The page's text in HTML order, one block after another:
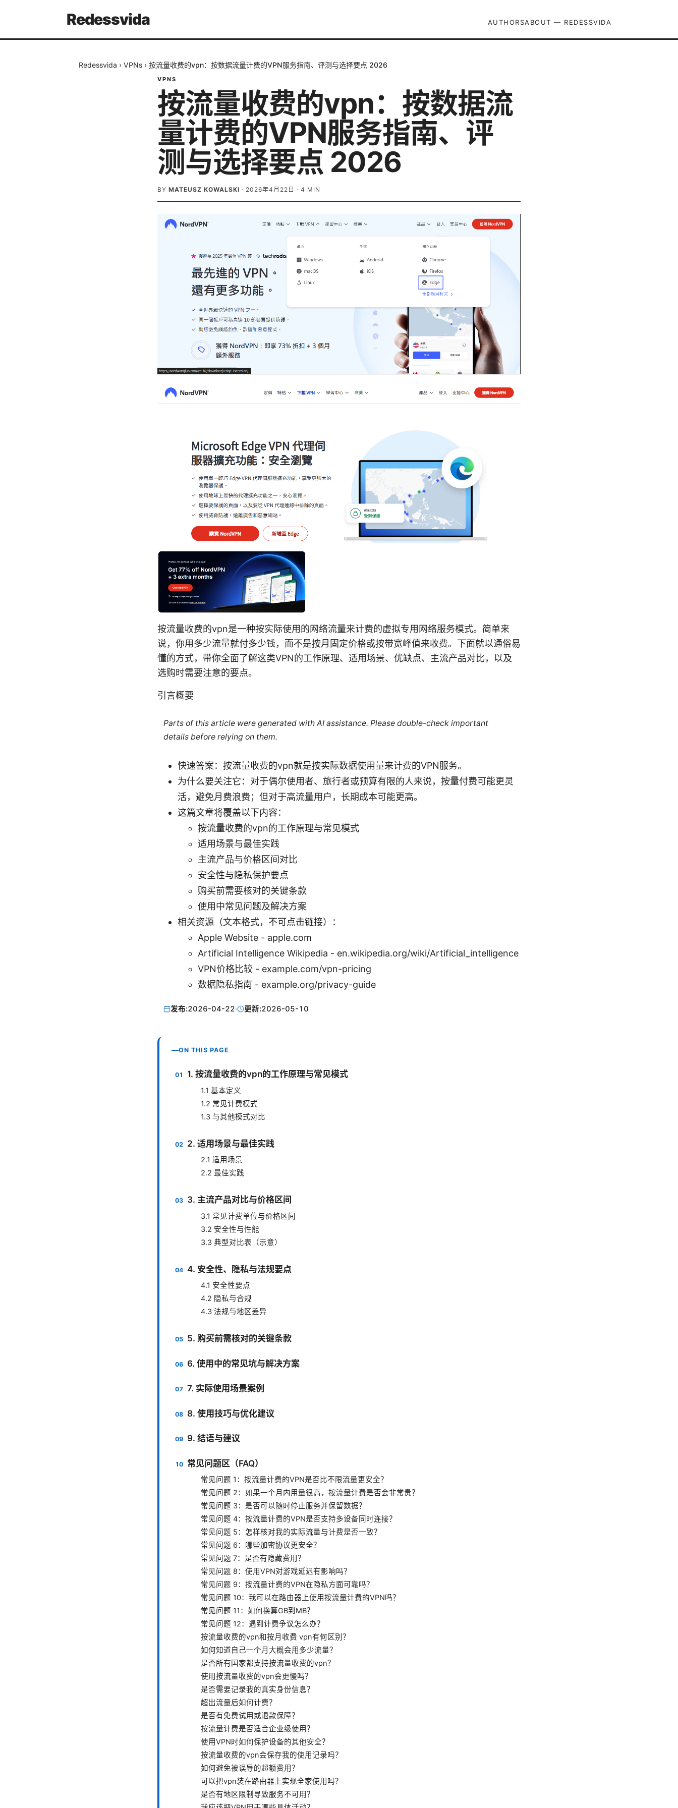
Redessvida AUTHORSABOUT — REDESSVIDA
Redessvida › VPNs › 按流量收费的vpn：按数据流量计费的VPN服务指南、评测与选择要点 2026
VPNS
按流量收费的vpn：按数据流
量计费的VPN服务指南、评
测与选择要点 2026
BY MATEUSZ KOWALSKI · 2026年4月22日 · 4 MIN
按流量收费的vpn是一种按实际使用的网络流量来计费的虚拟专用网络服务模式。简单来
说，你用多少流量就付多少钱，而不是按月固定价格或按带宽峰值来收费。下面就以通俗易
懂的方式，带你全面了解这类VPN的工作原理、适用场景、优缺点、主流产品对比，以及
选购时需要注意的要点。
引言概要
Parts of this article were generated with AI assistance. Please double-check important
details before relying on them.
快速答案：按流量收费的vpn就是按实际数据使用量来计费的VPN服务。
为什么要关注它：对于偶尔使用者、旅行者或预算有限的人来说，按量付费可能更灵
活，避免月费浪费；但对于高流量用户，长期成本可能更高。
这篇文章将覆盖以下内容：
按流量收费的vpn的工作原理与常见模式
适用场景与最佳实践
主流产品与价格区间对比
安全性与隐私保护要点
购买前需要核对的关键条款
使用中常见问题及解决方案
相关资源（文本格式，不可点击链接）：
Apple Website - apple.com
Artificial Intelligence Wikipedia - en.wikipedia.org/wiki/Artificial_intelligence
VPN价格比较 - example.com/vpn-pricing
数据隐私指南 - example.org/privacy-guide
发布:2026-04-22· 更新:2026-05-10
ON THIS PAGE
1. 按流量收费的vpn的工作原理与常见模式
1.1 基本定义
1.2 常见计费模式
1.3 与其他模式对比
2. 适用场景与最佳实践
2.1 适用场景
2.2 最佳实践
3. 主流产品对比与价格区间
3.1 常见计费单位与价格区间
3.2 安全性与性能
3.3 典型对比表（示意）
4. 安全性、隐私与法规要点
4.1 安全性要点
4.2 隐私与合规
4.3 法规与地区差异
5. 购买前需核对的关键条款
6. 使用中的常见坑与解决方案
7. 实际使用场景案例
8. 使用技巧与优化建议
9. 结语与建议
常见问题区（FAQ）
常见问题 1：按流量计费的VPN是否比不限流量更安全？
常见问题 2：如果一个月内用量很高，按流量计费是否会非常贵？
常见问题 3：是否可以随时停止服务并保留数据？
常见问题 4：按流量计费的VPN是否支持多设备同时连接？
常见问题 5：怎样核对我的实际流量与计费是否一致？
常见问题 6：哪些加密协议更安全？
常见问题 7：是否有隐藏费用？
常见问题 8：使用VPN对游戏延迟有影响吗？
常见问题 9：按流量计费的VPN在隐私方面可靠吗？
常见问题 10：我可以在路由器上使用按流量计费的VPN吗？
常见问题 11：如何换算GB到MB？
常见问题 12：遇到计费争议怎么办？
按流量收费的vpn和按月收费 vpn有何区别？
如何知道自己一个月大概会用多少流量？
是否所有国家都支持按流量收费的vpn？
使用按流量收费的vpn会更慢吗？
是否需要记录我的真实身份信息？
超出流量后如何计费？
是否有免费试用或退款保障？
按流量计费是否适合企业级使用？
使用VPN时如何保护设备的其他安全？
按流量收费的vpn会保存我的使用记录吗？
如何避免被误导的超额费用？
可以把vpn装在路由器上实现全家使用吗？
是否有地区限制导致服务不可用？